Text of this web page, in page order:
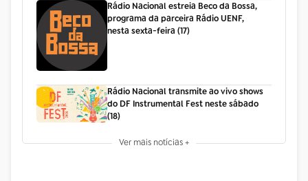
Rádio Nacional estreia Beco da Bossa,
programa da parceira Rádio UENF,
nesta sexta-feira (17)
Rádio Nacional transmite ao vivo shows
do DF Instrumental Fest neste sábado
(18)
Ver mais notícias +